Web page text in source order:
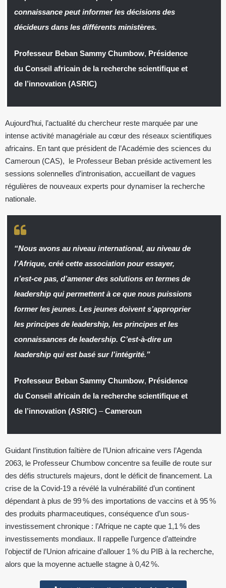
connaissance peut informer les décisions des
décideurs dans les différents ministères.
Professeur Beban Sammy Chumbow, Présidence
du Conseil africain de la recherche scientifique et
de l’innovation (ASRIC)
Aujourd’hui, l’actualité du chercheur reste marquée par une
intense activité managériale au cœur des réseaux scientifiques
africains. En tant que président de l’Académie des sciences du
Cameroun (CAS), le Professeur Beban préside activement les
sessions solennelles d’intronisation, accueillant de vagues
régulières de nouveaux experts pour dynamiser la recherche
nationale.
“Nous avons au niveau international, au niveau de
l’Afrique, créé cette association pour essayer,
n’est-ce pas, d’amener des solutions en termes de
leadership qui permettent à ce que nous puissions
former les jeunes. Les jeunes doivent s’approprier
les principes de leadership, les principes et les
connaissances de leadership. C’est-à-dire un
leadership qui est basé sur l’intégrité.”
Professeur Beban Sammy Chumbow, Présidence
du Conseil africain de la recherche scientifique et
de l’innovation (ASRIC)–Cameroun
Guidant l’institution faîtière de l’Union africaine vers l’Agenda
2063, le Professeur Chumbow concentre sa feuille de route sur
des défis structurels majeurs, dont le déficit de financement. La
crise de la Covid-19 a révélé la vulnérabilité d’un continent
dépendant à plus de 99 % des importations de vaccins et à 95 %
des produits pharmaceutiques, conséquence d’un sous-
investissement chronique : l’Afrique ne capte que 1,1 % des
investissements mondiaux. Il rappelle l’urgence d’atteindre
l’objectif de l’Union africaine d’allouer 1 % du PIB à la recherche,
alors que la moyenne actuelle stagne à 0,42 %.